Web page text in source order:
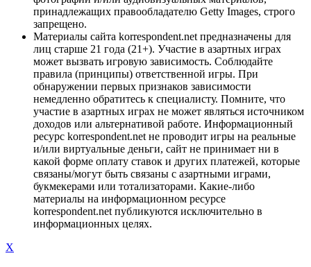
принадлежащих правообладателю Getty Images, строго
запрещено.
Материалы сайта korrespondent.net предназначены для
лиц старше 21 года (21+). Участие в азартных играх
может вызвать игровую зависимость. Соблюдайте
правила (принципы) ответственной игры. При
обнаружении первых признаков зависимости
немедленно обратитесь к специалисту. Помните, что
участие в азартных играх не может являться источником
доходов или альтернативой работе. Информационный
ресурс korrespondent.net не проводит игры на реальные
и/или виртуальные деньги, сайт не принимает ни в
какой форме оплату ставок и других платежей, которые
связаны/могут быть связаны с азартными играми,
букмекерами или тотализаторами. Какие-либо
материалы на информационном ресурсе
korrespondent.net публикуются исключительно в
информационных целях.
X